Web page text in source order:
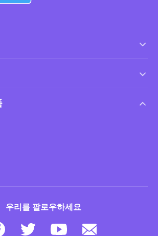
십시오
우리를 팔로우하세요